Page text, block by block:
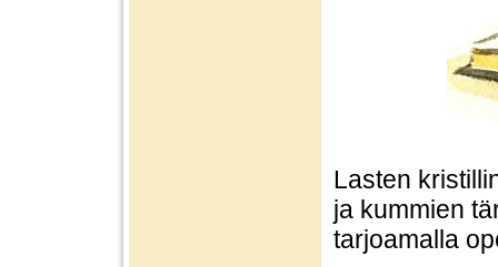
Lasten
ja kummien
tarjoamalla